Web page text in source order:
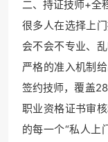
二、持证技师+全
很多人在选择上
会不会不专业、
严格的准入机制
签约技师，覆盖
职业资格证书审
的每一个“私人上